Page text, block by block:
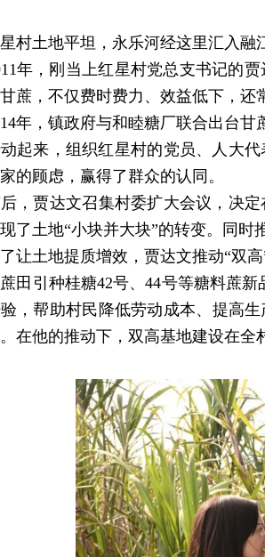
土地平坦，永乐河经这里汇入融
，刚当上红星村党总支书记的贾
蔗，不仅费时费力、效益低下，
，镇政府与和睦糖厂联合出台甘
起来，组织红星村的党员、人大
的顾虑，赢得了群众的认同。
贾达文召集村委扩大会议，决定
了土地“小块并大块”的转变。同
土地提质增效，贾达文推动“双高
田引种桂糖42号、44号等糖料蔗
，帮助村民降低劳动成本、提高
。在他的推动下，双高基地建设在